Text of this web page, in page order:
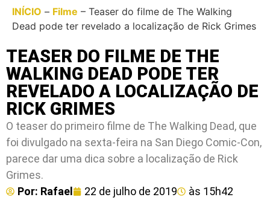
INÍCIO – Filme – Teaser do filme de The Walking
Dead pode ter revelado a localização de Rick Grimes
TEASER DO FILME DE THE
WALKING DEAD PODE TER
REVELADO A LOCALIZAÇÃO DE
RICK GRIMES
O teaser do primeiro filme de The Walking Dead, que
foi divulgado na sexta-feira na San Diego Comic-Con,
parece dar uma dica sobre a localização de Rick
Grimes.
Por: Rafael 22 de julho de 2019 às 15h42